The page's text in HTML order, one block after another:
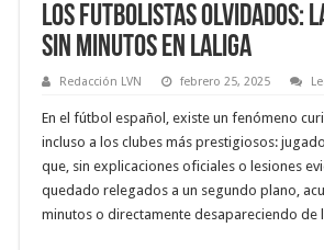
Los futbolistas olvidados:
sin minutos en LaLiga
Redacción LVN febrero 25, 2025
En el fútbol español, existe un fenómeno
incluso a los clubes más prestigiosos:
que, sin explicaciones oficiales o lesiones
quedado relegados a un segundo plano,
minutos o directamente desapareciendo de